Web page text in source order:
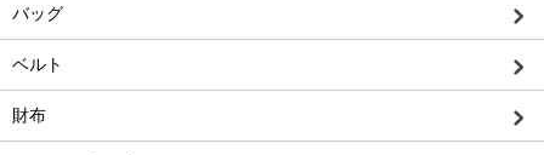
バッグ
ベルト
財布